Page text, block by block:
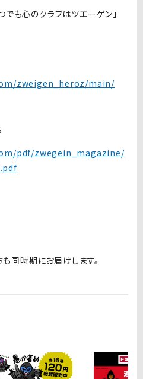
でも心のクラブはツエーゲン」
zweigen_heroz/main/
pdf/zwegein_magazine/
同時期にお届けします。